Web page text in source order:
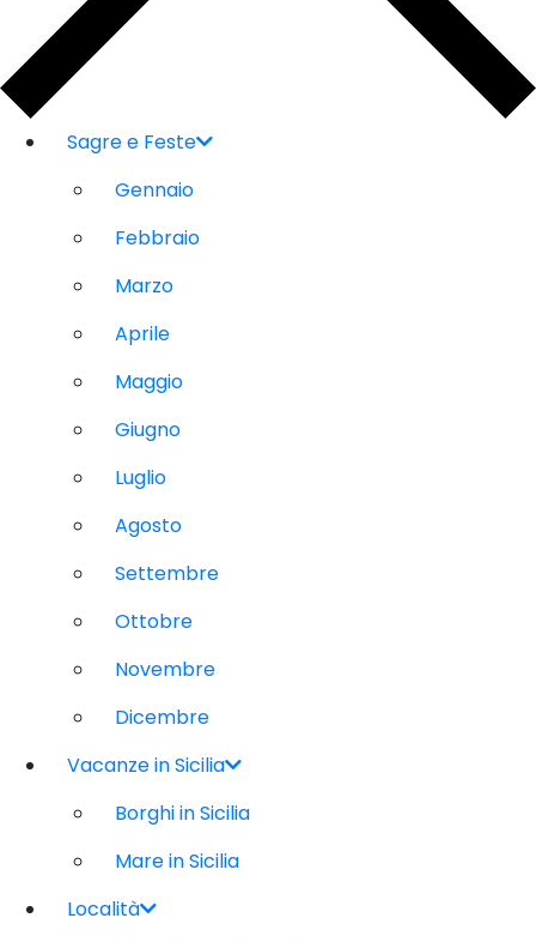
Sagre e Feste
Gennaio
Febbraio
Marzo
Aprile
Maggio
Giugno
Luglio
Agosto
Settembre
Ottobre
Novembre
Dicembre
Vacanze in Sicilia
Borghi in Sicilia
Mare in Sicilia
Località